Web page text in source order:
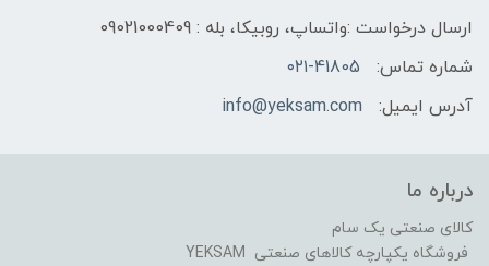
ارسال درخواست :واتساپ، روبیکا، بله : 09021000409
شماره تماس:
۰۲۱-41805
آدرس ایمیل:
info@yeksam.com
درباره ما
کالای صنعتی یک سام
فروشگاه یکپارچه کالاهای صنعتی YEKSAM